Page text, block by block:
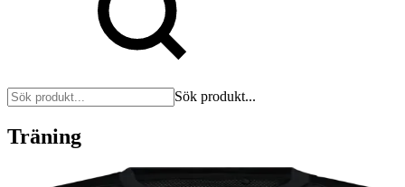
Sök produkt...
Träning